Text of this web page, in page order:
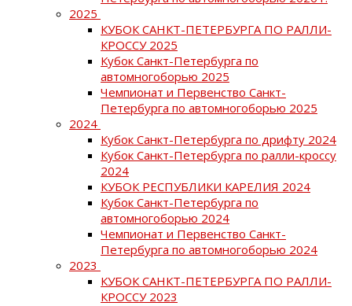
2025
КУБОК САНКТ-ПЕТЕРБУРГА ПО РАЛЛИ-
КРОССУ 2025
Кубок Санкт-Петербурга по
автомногоборью 2025
Чемпионат и Первенство Санкт-
Петербурга по автомногоборью 2025
2024
Кубок Санкт-Петербурга по дрифту 2024
Кубок Санкт-Петербурга по ралли-кроссу
2024
КУБОК РЕСПУБЛИКИ КАРЕЛИЯ 2024
Кубок Санкт-Петербурга по
автомногоборью 2024
Чемпионат и Первенство Санкт-
Петербурга по автомногоборью 2024
2023
КУБОК САНКТ-ПЕТЕРБУРГА ПО РАЛЛИ-
КРОССУ 2023